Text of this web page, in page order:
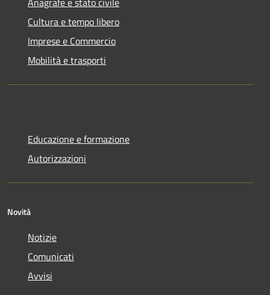
Cultura e tempo libero
Imprese e Commercio
Mobilità e trasporti
Educazione e formazione
Autorizzazioni
Novità
Notizie
Comunicati
Avvisi